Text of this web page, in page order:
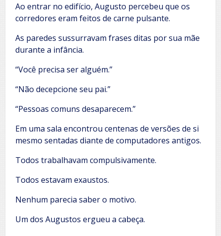
Ao entrar no edifício, Augusto percebeu que os
corredores eram feitos de carne pulsante.
As paredes sussurravam frases ditas por sua mãe
durante a infância.
“Você precisa ser alguém.”
“Não decepcione seu pai.”
“Pessoas comuns desaparecem.”
Em uma sala encontrou centenas de versões de si
mesmo sentadas diante de computadores antigos.
Todos trabalhavam compulsivamente.
Todos estavam exaustos.
Nenhum parecia saber o motivo.
Um dos Augustos ergueu a cabeça.